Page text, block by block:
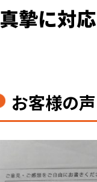
真摯に対
お客様の声